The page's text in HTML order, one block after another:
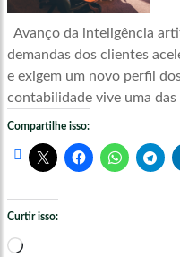
Avanço da inteligência
demandas dos clientes
e exigem um novo perfil
contabilidade vive uma das
Compartilhe isso:
Curtir isso:
Carregando...